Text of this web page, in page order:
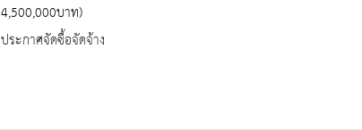
4,500,000บาท)
ประกาศจัดซื้อจัดจ้าง